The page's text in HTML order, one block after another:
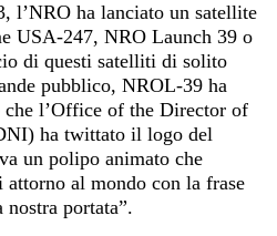
l’NRO ha lanciato un satellite
USA-247, NRO Launch 39 o
di questi satelliti di solito
pubblico, NROL-39 ha
che l’Office of the Director of
ha twittato il logo del
un polipo animato che
al mondo con la frase
portata”.